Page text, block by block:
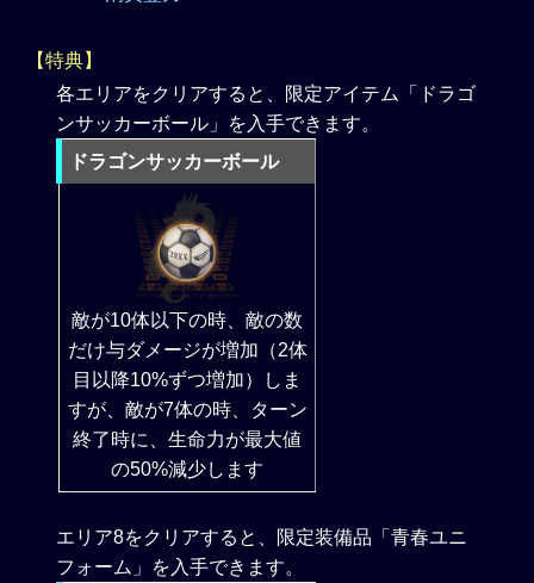
【特典】
各エリアをクリアすると、限定アイテム「ドラゴ
ンサッカーボール」を入手できます。
ドラゴンサッカーボール
敵が10体以下の時、敵の数
だけ与ダメージが増加（2体
目以降10%ずつ増加）しま
すが、敵が7体の時、ターン
終了時に、生命力が最大値
の50%減少します
エリア8をクリアすると、限定装備品「青春ユニ
フォーム」を入手できます。